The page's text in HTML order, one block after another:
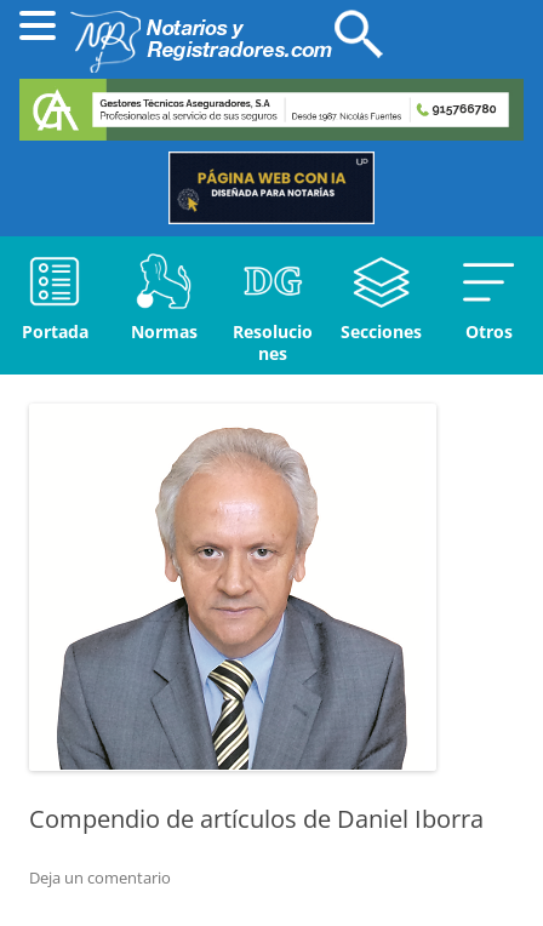
Portada Normas
Resolucio
nes
Secciones Otros
Compendio de artículos de Daniel Iborra
Deja un comentario